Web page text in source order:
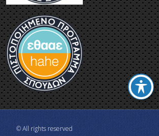
© All rights reserved